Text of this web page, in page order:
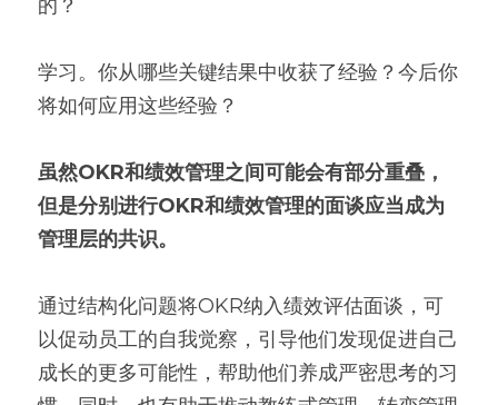
的？
学习。你从哪些关键结果中收获了经验？今后你
将如何应用这些经验？
虽然OKR和绩效管理之间可能会有部分重叠，
但是分别进行OKR和绩效管理的面谈应当成为
管理层的共识。
通过结构化问题将OKR纳入绩效评估面谈，可
以促动员工的自我觉察，引导他们发现促进自己
成长的更多可能性，帮助他们养成严密思考的习